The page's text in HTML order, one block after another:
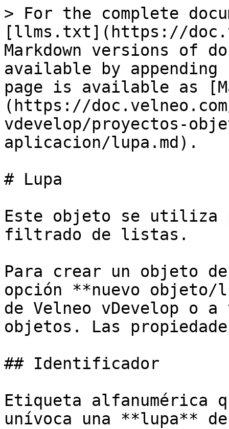
> For the complete
[llms.txt](https://
Markdown versions of
available by
page is available as
(https://
vdevelop/proyectos-
aplicacion/lupa.md).
# Lupa
Este objeto se utiliza
filtrado de listas.
Para crear un objeto
opción **nuevo objeto/
de Velneo vDevelop o
objetos. Las
## Identificador
Etiqueta alfanumérica
unívoca una **lupa**